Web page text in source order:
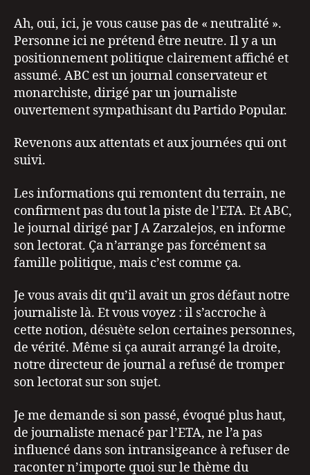
Ah, oui, ici, je vous cause pas de « neutralité ».
Personne ici ne prétend être neutre. Il y a un
positionnement politique clairement affiché et
assumé. ABC est un journal conservateur et
monarchiste, dirigé par un journaliste
ouvertement sympathisant du Partido Popular.
Revenons aux attentats et aux journées qui ont
suivi.
Les informations qui remontent du terrain, ne
confirment pas du tout la piste de l’ETA. Et ABC,
le journal dirigé par J A Zarzalejos, en informe
son lectorat. Ça n’arrange pas forcément sa
famille politique, mais c’est comme ça.
Je vous avais dit qu’il avait un gros défaut notre
journaliste là. Et vous voyez : il s’accroche à
cette notion, désuète selon certaines personnes,
de vérité. Même si ça aurait arrangé la droite,
notre directeur de journal a refusé de tromper
son lectorat sur son sujet.
Je me demande si son passé, évoqué plus haut,
de journaliste menacé par l’ETA, ne l’a pas
influencé dans son intransigeance à refuser de
raconter n’importe quoi sur le thème du